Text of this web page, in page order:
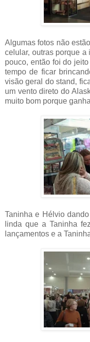
Algumas fotos não
celular, outras porque
pouco, então foi do
tempo de ficar
visão geral do stand,
um vento direto do
muito bom porque
Taninha e Hélvio
linda que a Taninha
lançamentos e a